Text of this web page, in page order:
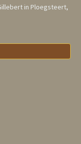
in Ploegsteert,